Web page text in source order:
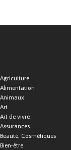
Agriculture
Alimentation
Animaux
Art
Art de vivre
Assurances
Beauté, Cosmétiques
Bien-être